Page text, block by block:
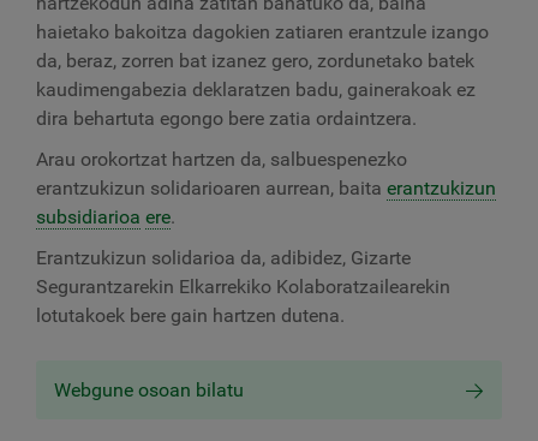
haietako bakoitza dagokien zatiaren erantzule izango
da, beraz, zorren bat izanez gero, zordunetako batek
kaudimengabezia deklaratzen badu, gainerakoak ez
dira behartuta egongo bere zatia ordaintzera.
Arau orokortzat hartzen da, salbuespenezko
erantzukizun solidarioaren aurrean, baita erantzukizun
subsidiarioa ere.
Erantzukizun solidarioa da, adibidez, Gizarte
Segurantzarekin Elkarrekiko Kolaboratzailearekin
lotutakoek bere gain hartzen dutena.
Webgune osoan bilatu